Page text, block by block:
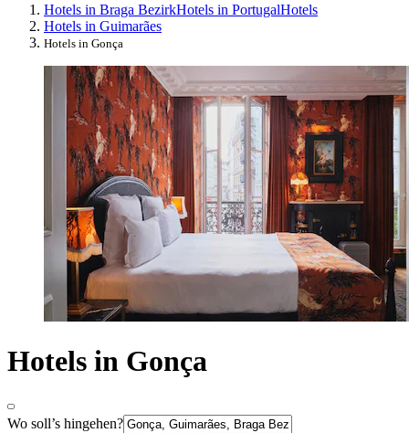
Hotels in Braga BezirkHotels in PortugalHotels
Hotels in Guimarães
Hotels in Gonça
Hotels in Gonça
Wo soll’s hingehen?